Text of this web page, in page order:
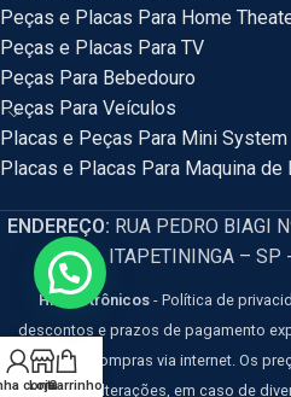
Peças e Placas Para Home
Peças e Placas Para TV
Peças Para Bebedouro
Peças Para Veículos
Placas e Peças Para Mini System
Placas e Placas Para Maquina de
ENDEREÇO: RUA PEDRO BIAGI
ITAPETININGA –
HM Eletrônicos - Política de
descontos e prazos de pagamento
apenas para compras via internet. Os
sujeitos a alterações, em caso de
conta
LojaCarrinho